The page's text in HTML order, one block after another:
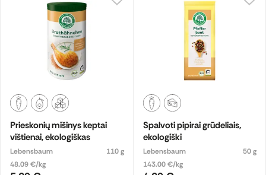
Prieskonių mišinys keptai
vištienai, ekologiškas
Lebensbaum
110 g
48.09 €/kg
Spalvoti pipirai grūdeliais,
ekologiški
Lebensbaum
50 g
143.00 €/kg